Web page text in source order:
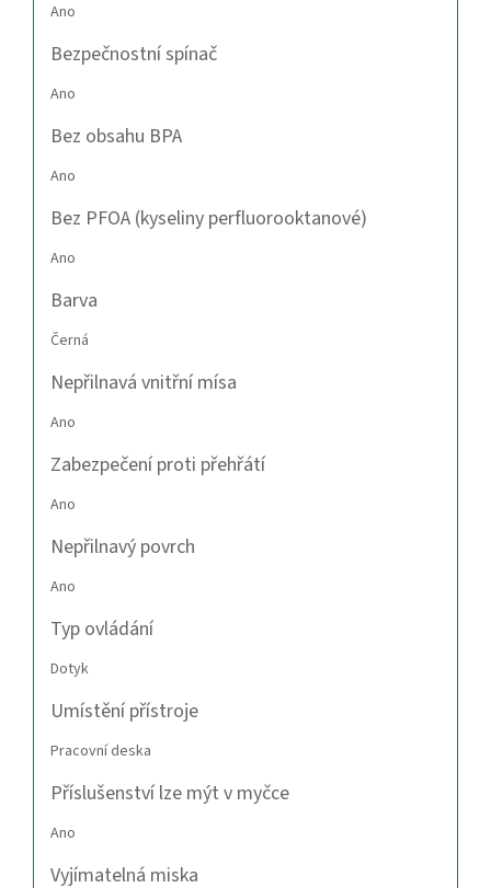
Ano
Bezpečnostní spínač
Ano
Bez obsahu BPA
Ano
Bez PFOA (kyseliny perfluorooktanové)
Ano
Barva
Černá
Nepřilnavá vnitřní mísa
Ano
Zabezpečení proti přehřátí
Ano
Nepřilnavý povrch
Ano
Typ ovládání
Dotyk
Umístění přístroje
Pracovní deska
Příslušenství lze mýt v myčce
Ano
Vyjímatelná miska